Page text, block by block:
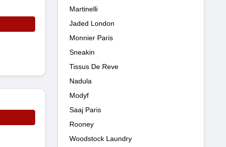
Martinelli
Jaded London
Monnier Paris
Sneakin
Tissus De Reve
Nadula
Modyf
Saaj Paris
Rooney
Woodstock Laundry